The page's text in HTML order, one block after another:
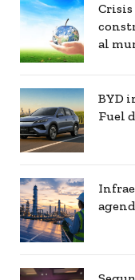
Crisis
al
BYD
Fuel